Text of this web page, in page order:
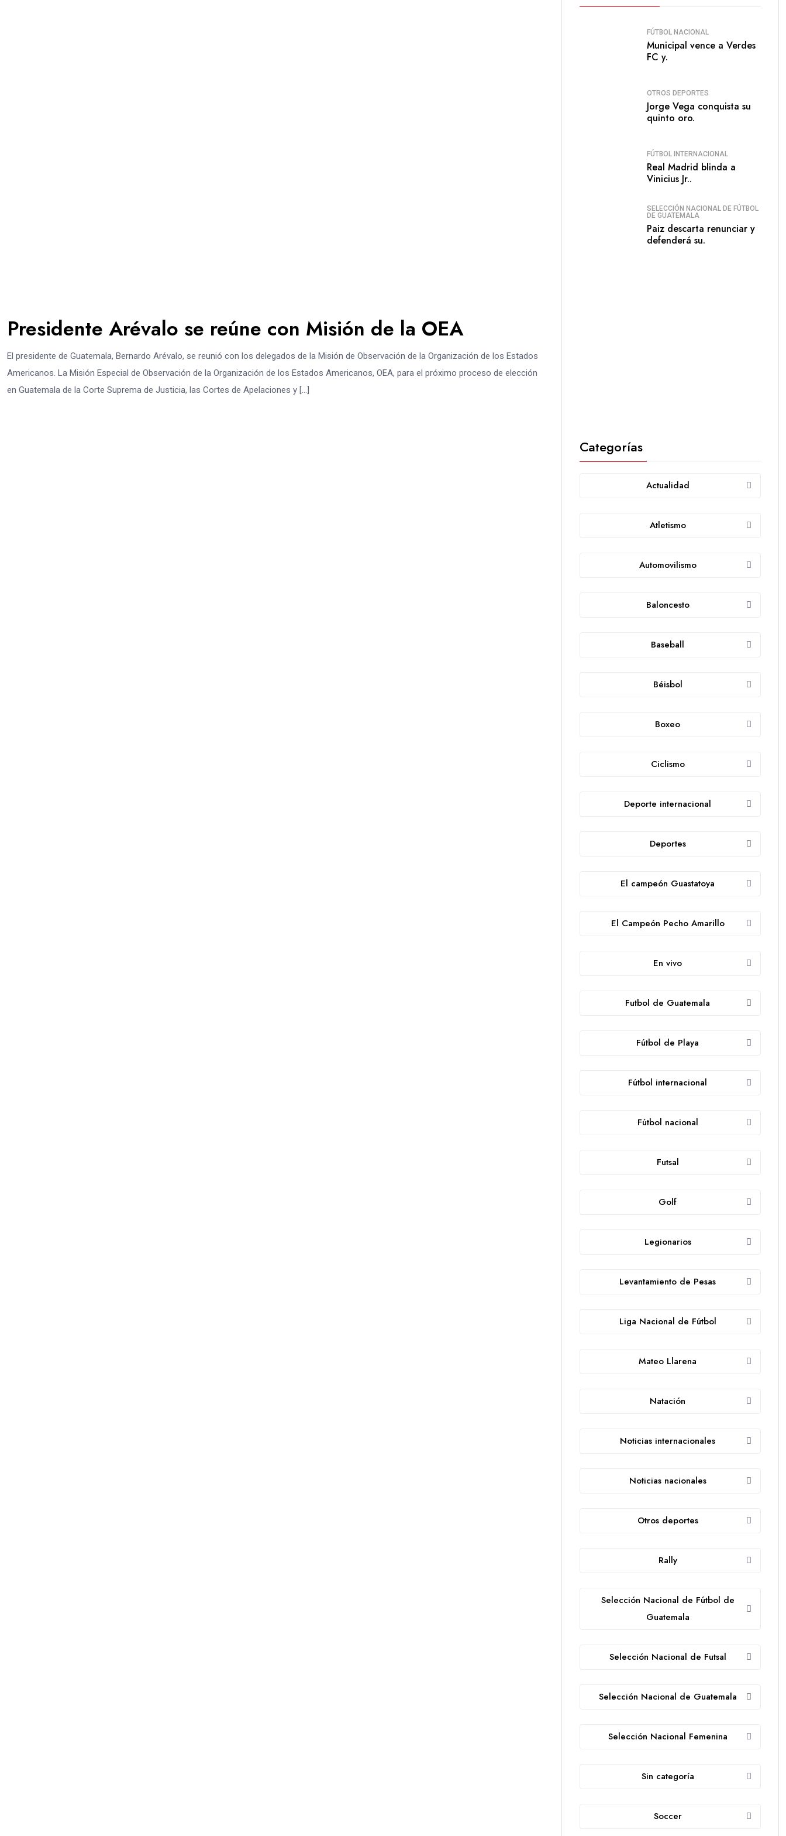
Presidente Arévalo se reúne con Misión de la OEA
El presidente de Guatemala, Bernardo Arévalo, se reunió con los delegados de la Misión de Observación de la Organización de los Estados
Americanos. La Misión Especial de Observación de la Organización de los Estados Americanos, OEA, para el próximo proceso de elección
en Guatemala de la Corte Suprema de Justicia, las Cortes de Apelaciones y […]
FÚTBOL NACIONAL
Municipal vence a Verdes
FC y.
OTROS DEPORTES
Jorge Vega conquista su
quinto oro.
FÚTBOL INTERNACIONAL
Real Madrid blinda a
Vinicius Jr..
SELECCIÓN NACIONAL DE FÚTBOL
DE GUATEMALA
Paiz descarta renunciar y
defenderá su.
Categorías
Actualidad
Atletismo
Automovilismo
Baloncesto
Baseball
Béisbol
Boxeo
Ciclismo
Deporte internacional
Deportes
El campeón Guastatoya
El Campeón Pecho Amarillo
En vivo
Futbol de Guatemala
Fútbol de Playa
Fútbol internacional
Fútbol nacional
Futsal
Golf
Legionarios
Levantamiento de Pesas
Liga Nacional de Fútbol
Mateo Llarena
Natación
Noticias internacionales
Noticias nacionales
Otros deportes
Rally
Selección Nacional de Fútbol de
Guatemala
Selección Nacional de Futsal
Selección Nacional de Guatemala
Selección Nacional Femenina
Sin categoría
Soccer